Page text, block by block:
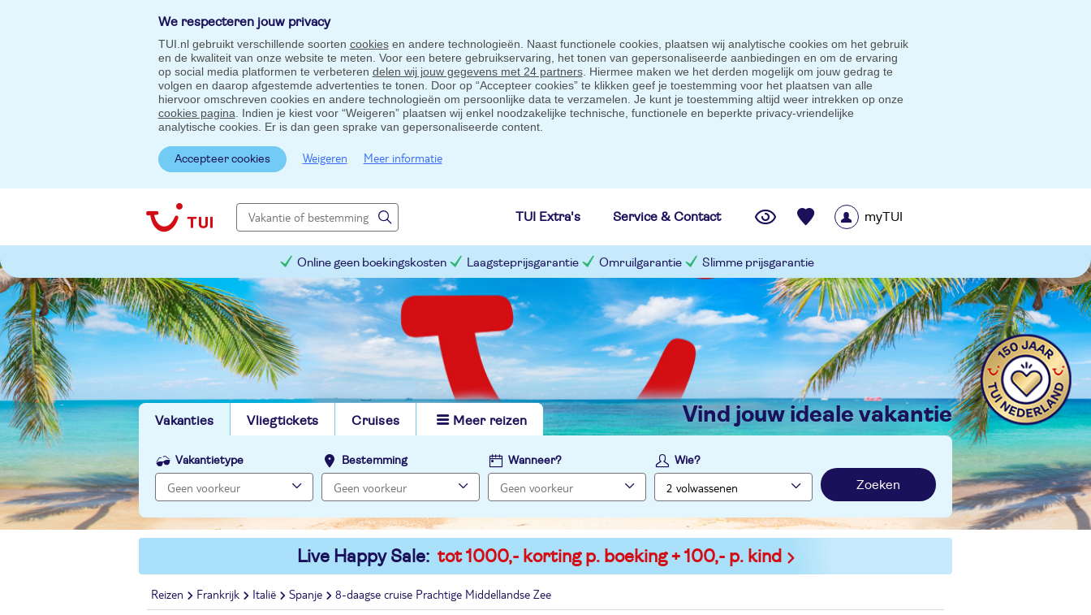
We respecteren jouw privacy
TUI.nl gebruikt verschillende soorten cookiesen andere technologieën. Naast functionele cookies, plaatsen wij analytische cookies om het gebruik
en de kwaliteit van onze website te meten. Voor een betere gebruikservaring, het tonen van gepersonaliseerde aanbiedingen en om de ervaring
op social media platformen te verbeteren delen wij jouw gegevens met 24 partners. Hiermee maken we het derden mogelijk om jouw gedrag te
volgen en daarop afgestemde advertenties te tonen. Door op “Accepteer cookies” te klikken geef je toestemming voor het plaatsen van alle
hiervoor omschreven cookies en andere technologieën om persoonlijke data te verzamelen. Je kunt je toestemming altijd weer intrekken op onze
cookies pagina . Indien je kiest voor “Weigeren” plaatsen wij enkel noodzakelijke technische, functionele en beperkte privacy-vriendelijke
analytische cookies. Er is dan geen sprake van gepersonaliseerde content.
Accepteer cookies Weigeren Meer informatie
TUI Extra's Service & Contact myTUI
Online geen boekingskosten Laagsteprijsgarantie Omruilgarantie Slimme prijsgarantie
Vakanties Vliegtickets Cruises Meer reizen vind jouw ideale vakantie
Vakantietype Bestemming Wanneer? Wie?
Zoeken
Live Happy Sale: tot 1000,- korting p. boeking + 100,- p. kind
Reizen Frankrijk Italië Spanje 8-daagse cruise Prachtige Middellandse Zee